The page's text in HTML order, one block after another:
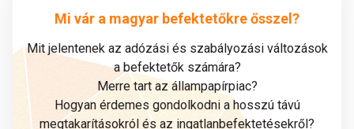
Mi vár a magyar befektetőkre ősszel?
Mit jelentenek az adózási és szabályozási változások
a befektetők számára?
Merre tart az állampapírpiac?
Hogyan érdemes gondolkodni a hosszú távú
megtakarításokról és az ingatlanbefektetésekről?